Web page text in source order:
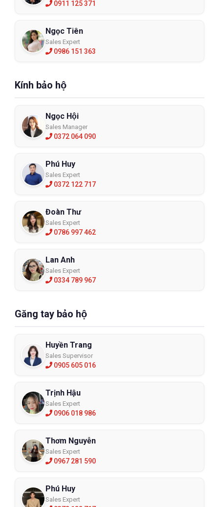
0911 125 371
Ngọc Tiên
Sales Expert
0986 151 363
Kính bảo hộ
Ngọc Hội
Sales Manager
0372 064 090
Phú Huy
Sales Expert
0372 122 717
Đoàn Thư
Sales Expert
0786 997 462
Lan Anh
Sales Expert
0334 789 967
Găng tay bảo hộ
Huyền Trang
Sales Supervisor
0905 605 016
Trịnh Hậu
Sales Expert
0906 018 986
Thơm Nguyễn
Sales Expert
0967 281 590
Phú Huy
Sales Expert